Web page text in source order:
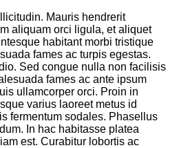
Mauris hendrerit
aliquam orci ligula, et aliquet
habitant morbi tristique
fames ac turpis egestas.
Sed congue nulla non facilisis
fames ac ante ipsum
ullamcorper orci. Proin in
varius laoreet metus id
fermentum sodales. Phasellus
In hac habitasse platea
est. Curabitur lobortis ac